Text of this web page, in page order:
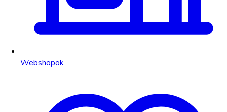
Webshopok